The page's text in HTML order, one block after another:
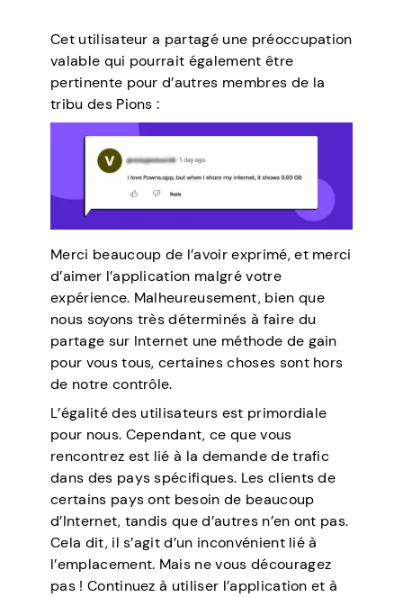
Cet utilisateur a partagé une préoccupation
valable qui pourrait également être
pertinente pour d’autres membres de la
tribu des Pions :
Merci beaucoup de l’avoir exprimé, et merci
d’aimer l’application malgré votre
expérience. Malheureusement, bien que
nous soyons très déterminés à faire du
partage sur Internet une méthode de gain
pour vous tous, certaines choses sont hors
de notre contrôle.
L’égalité des utilisateurs est primordiale
pour nous. Cependant, ce que vous
rencontrez est lié à la demande de trafic
dans des pays spécifiques. Les clients de
certains pays ont besoin de beaucoup
d’Internet, tandis que d’autres n’en ont pas.
Cela dit, il s’agit d’un inconvénient lié à
l’emplacement. Mais ne vous découragez
pas ! Continuez à utiliser l’application et à